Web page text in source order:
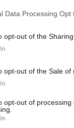
Data Processing Opt
opt-out of the
opt-out of the Sale of
opt-out of
Mit
portfolio.hu